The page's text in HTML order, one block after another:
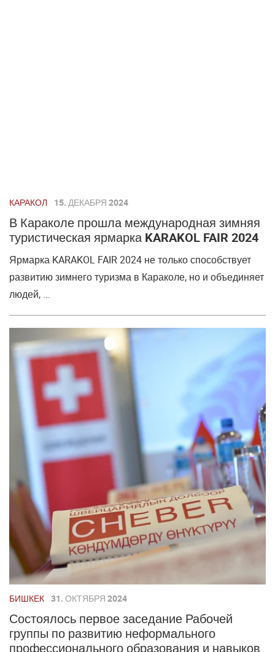
КАРАКОЛ 15. ДЕКАБРЯ 2024
В Караколе прошла международная зимняя
туристическая ярмарка KARAKOL FAIR 2024
Ярмарка KARAKOL FAIR 2024 не только способствует
развитию зимнего туризма в Караколе, но и объединяет
людей, ...
БИШКЕК 31. ОКТЯБРЯ 2024
Состоялось первое заседание Рабочей
группы по развитию неформального
профессионального образования и навыков